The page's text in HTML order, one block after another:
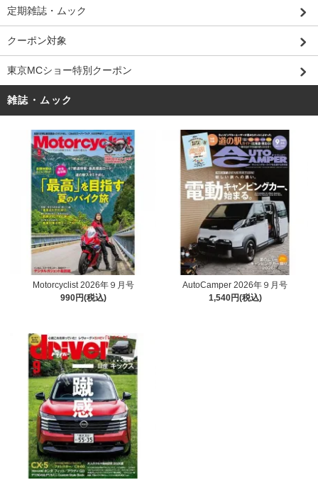
定期雑誌・ムック
クーポン対象
東京MCショー特別クーポン
雑誌・ムック
Motorcyclist 2026年９月号
990円(税込)
AutoCamper 2026年９月号
1,540円(税込)